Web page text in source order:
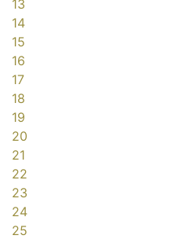
13
14
15
16
17
18
19
20
21
22
23
24
25